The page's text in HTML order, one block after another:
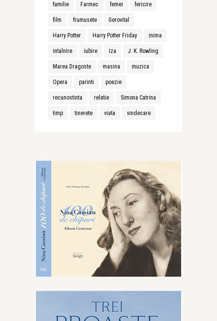
familie Farmec femei fericire
film frumusete Gerovital
Harry Potter Harry Potter Friday inima
intalnire iubire Iza J. K. Rowling
Marea Dragoste masina muzica
Opera parinti poezie
recunostinta relatie Simona Catrina
timp tinerete viata vindecare